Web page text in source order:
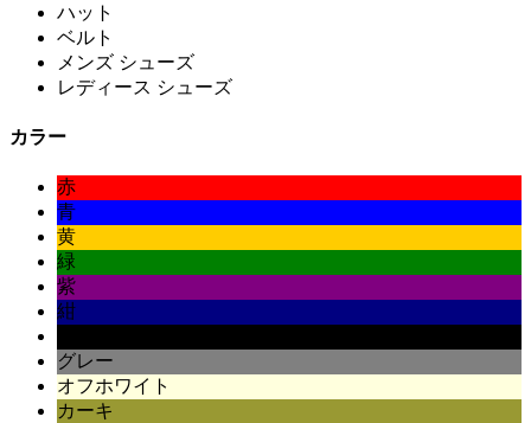
ハット
ベルト
メンズ シューズ
レディース シューズ
カラー
赤
青
黄
緑
紫
紺
グレー
オフホワイト
カーキ